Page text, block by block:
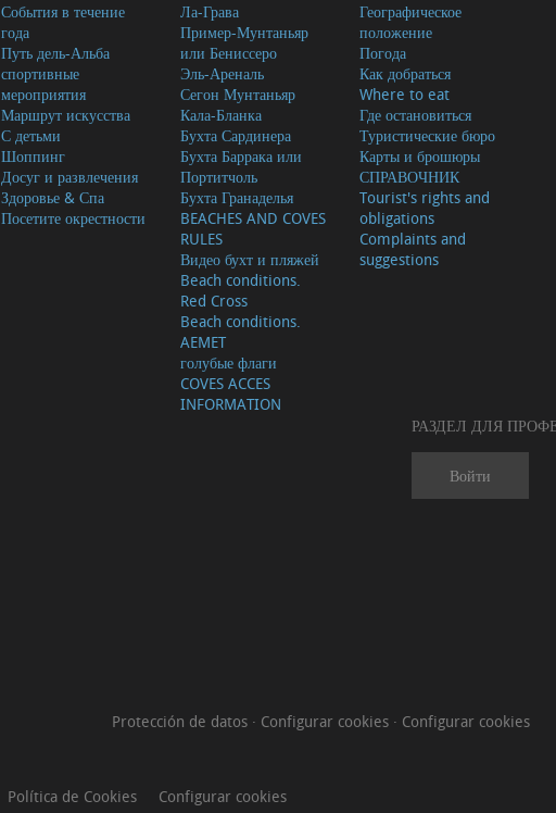
События в течение
года
Путь дель-Альба
спортивные
мероприятия
Маршрут искусства
С детьми
Шоппинг
Досуг и развлечения
Здоровье & Спа
Посетите окрестности
Ла-Грава
Пример-Мунтаньяр
или Бениссеро
Эль-Ареналь
Сегон Мунтаньяр
Кала-Бланка
Бухта Сардинера
Бухта Баррака или
Портитчоль
Бухта Гранаделья
BEACHES AND COVES
RULES
Видео бухт и пляжей
Beach conditions.
Red Cross
Beach conditions.
AEMET
голубые флаги
COVES ACCES
INFORMATION
Географическое
положение
Погода
Как добраться
Where to eat
Где остановиться
Туристические бюро
Карты и брошюры
СПРАВОЧНИК
Tourist's rights and
obligations
Complaints and
suggestions
РАЗДЕЛ ДЛЯ
Войти
Protección de datos · Configurar cookies · Configurar cookies
Política de Cookies Configurar cookies